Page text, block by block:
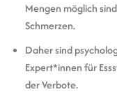
Mengen möglich
Schmerzen.
Daher sind
Expert*innen für
der Verbote.